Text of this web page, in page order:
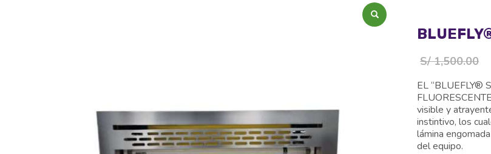
S/1,500.00
EL “BLUEFLY®
visible y
instintivo, los
lámina
del equipo.